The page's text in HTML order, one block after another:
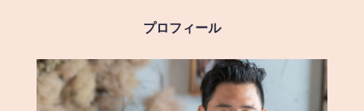
プロフィール